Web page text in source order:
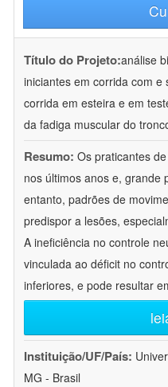
Título do Projeto:análise
iniciantes em corrida com
corrida em esteira e em
da fadiga muscular do
Resumo: Os praticantes
nos últimos anos e, grande
entanto, padrões de
predispor a lesões,
A ineficiência no controle
vinculada ao déficit no
inferiores, e pode resultar
Instituição/UF/País:
MG - Brasil